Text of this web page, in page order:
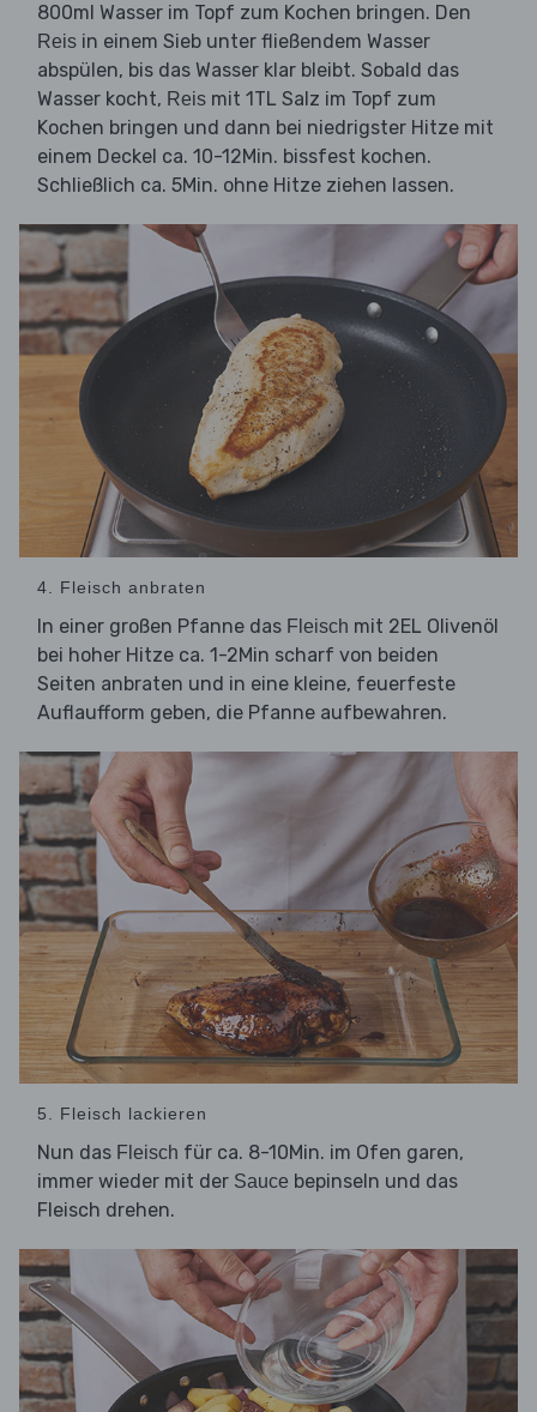
800ml Wasser im Topf zum Kochen bringen. Den
Reis in einem Sieb unter fließendem Wasser
abspülen, bis das Wasser klar bleibt. Sobald das
Wasser kocht, Reis mit 1TL Salz im Topf zum
Kochen bringen und dann bei niedrigster Hitze mit
einem Deckel ca. 10-12Min. bissfest kochen.
Schließlich ca. 5Min. ohne Hitze ziehen lassen.
4. Fleisch anbraten
In einer großen Pfanne das Fleisch mit 2EL Olivenöl
bei hoher Hitze ca. 1-2Min scharf von beiden
Seiten anbraten und in eine kleine, feuerfeste
Auflaufform geben, die Pfanne aufbewahren.
5. Fleisch lackieren
Nun das Fleisch für ca. 8-10Min. im Ofen garen,
immer wieder mit der Sauce bepinseln und das
Fleisch drehen.